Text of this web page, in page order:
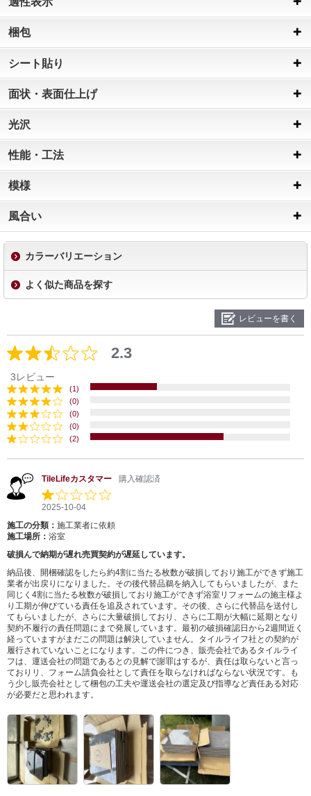
梱包
シート貼り
面状・表面仕上げ
光沢
性能・工法
模様
風合い
カラーバリエーション
よく似た商品を探す
レビューを書く
2.3
3レビュー
(1)
(0)
(0)
(0)
(2)
TileLifeカスタマー 購入確認済
2025-10-04
施工の分類： 施工業者に依頼
施工場所： 浴室
破損んで納期が遅れ売買契約が遅延しています。
納品後、開梱確認をしたら約4割に当たる枚数が破損しており施工ができず施工
業者が出戻りになりました。その後代替品鵜を納入してもらいましたが、また
同じく4割に当たる枚数が破損しており施工ができず浴室リフォームの施主様よ
り工期が伸びている責任を追及されています。その後、さらに代替品を送付し
てもらいましたが、さらに大量破損しており、さらに工期が大幅に延期となり
契約不履行の責任問題にまで発展しています。最初の破損確認日から2週間近く
経っていますがまだこの問題は解決していません。タイルライフ社との契約が
履行されていないことになります。この件につき、販売会社であるタイルライ
フは、運送会社の問題であるとの見解で謝罪はするが、責任は取らないと言っ
ておりリ、フォーム請負会社として責任を取らなければならない状況です。も
う少し販売会社として梱包の工夫や運送会社の選定及び指導など責任ある対応
が必要だと思われます。